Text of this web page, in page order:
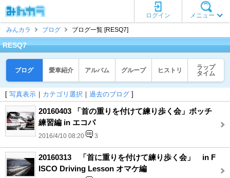
メニュー
ログイン
みんカラ
ブログ ブログ一覧 [RESQ7]
RESQ7
ブログ 愛車紹介 アルバム グループ ヒストリ
ラップ
タイム
[ 写真表示 ｜ カテゴリ選択 ｜ 過去のブログ ]
20160403 「首の重りを付けて練り歩く会」ボッチ
練習編 in エコパ
2016/4/10 08:20 3
20160313 「首に重りを付けて練り歩く会」 in F
ISCO Driving Lesson オマケ編